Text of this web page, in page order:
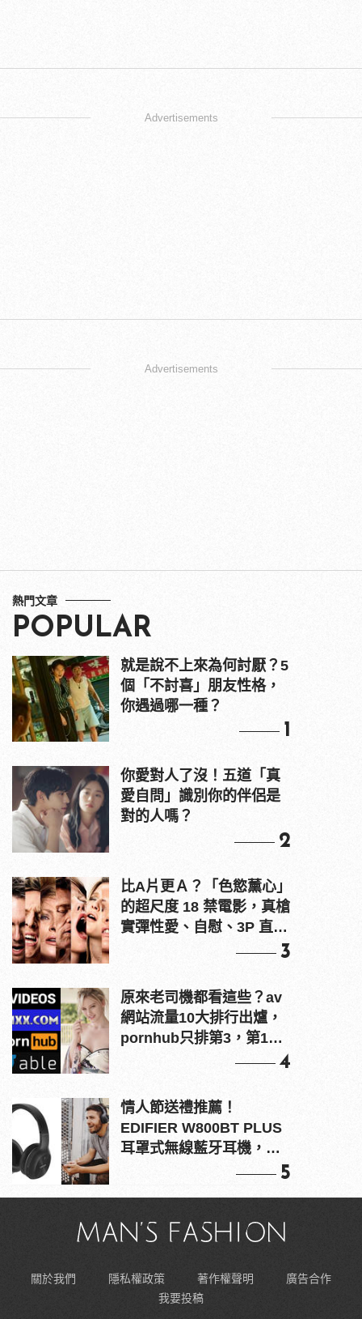
Advertisements
Advertisements
熱門文章
POPULAR
就是說不上來為何討厭？5
個「不討喜」朋友性格，
你遇過哪一種？
1
你愛對人了沒！五道「真
愛自問」識別你的伴侶是
對的人嗎？
2
比A片更Ａ？「色慾薰心」
的超尺度 18 禁電影，真槍
實彈性愛、自慰、3P 直接
3
原來老司機都看這些？av
網站流量10大排行出爐，
pornhub只排第3，第1名
4
情人節送禮推薦！
EDIFIER W800BT PLUS
耳罩式無線藍牙耳機，在
5
關於我們 隱私權政策 著作權聲明
廣告合作
我要投稿